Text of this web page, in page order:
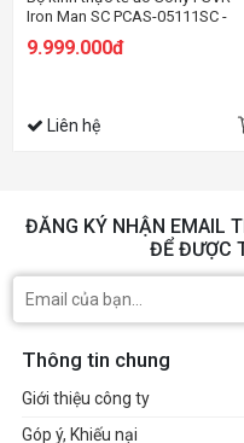
Iron Man SC PCAS-05111SC -
9.999.000đ
Liên hệ
ĐĂNG KÝ NHẬN EMAIL
ĐỂ ĐƯỢC
Thông tin chung
Giới thiệu công ty
Góp ý, Khiếu nại